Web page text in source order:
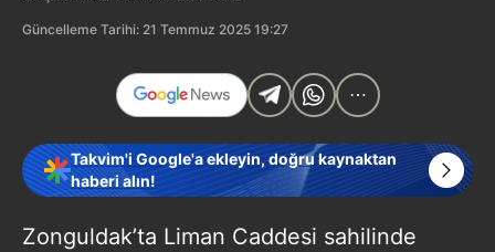
Güncelleme Tarihi: 21 Temmuz 2025 19:27
Takvim'i Google'a ekleyin, doğru kaynaktan
haberi alın!
Zonguldak’ta Liman Caddesi sahilinde